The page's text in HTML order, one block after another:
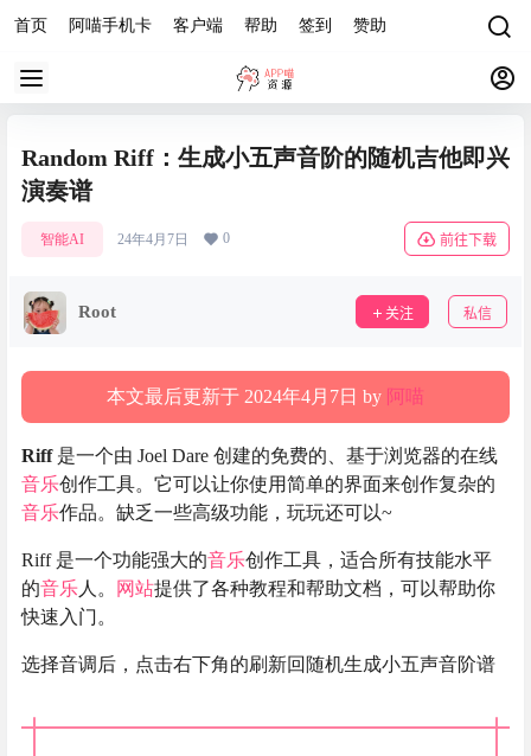
首页 阿喵手机卡 客户端 帮助 签到 赞助
Random Riff：生成小五声音阶的随机吉他即兴
演奏谱
智能AI 24年4月7日 0 前往下载
Root 关注 私信
本文最后更新于 2024年4月7日 by 阿喵
Riff是一个由 Joel Dare 创建的免费的、基于浏览器的在线
音乐创作工具。它可以让你使用简单的界面来创作复杂的
音乐作品。缺乏一些高级功能，玩玩还可以~
Riff 是一个功能强大的音乐创作工具，适合所有技能水平
的音乐人。 网站提供了各种教程和帮助文档，可以帮助你
快速入门。
选择音调后，点击右下角的刷新回随机生成小五声音阶谱